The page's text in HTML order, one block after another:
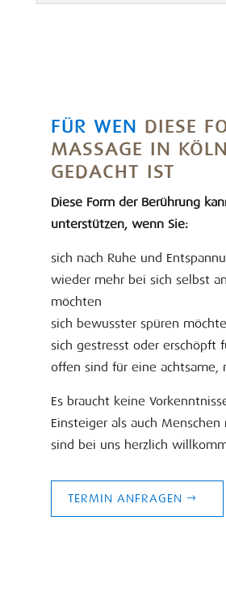
FÜR WEN DIESE
MASSAGE IN KÖLN
GEDACHT IST
Diese Form der Berührung
unterstützen, wenn Sie:
sich nach Ruhe und
wieder mehr bei sich selbst
möchten
sich bewusster spüren
sich gestresst oder erschöpft
offen sind für eine achtsame,
Es braucht keine
Einsteiger als auch Menschen
sind bei uns herzlich
TERMIN ANFRAGEN